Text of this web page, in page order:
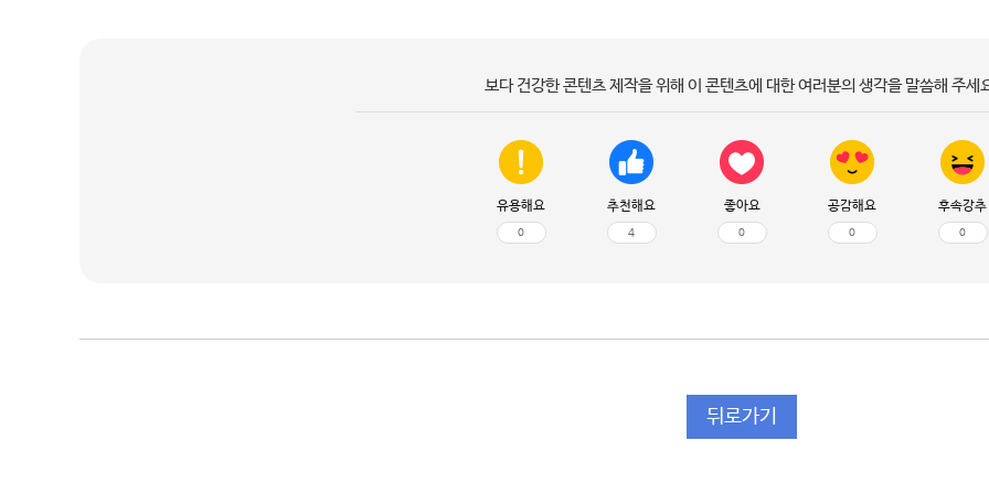
보다 건강한 콘텐츠 제작을 위해 이 콘텐츠에 대한 여러분의 생각을 말씀해 주세
유용해요
0
추천해요
4
좋아요
0
공감해요
0
후속강추
0
뒤로가기